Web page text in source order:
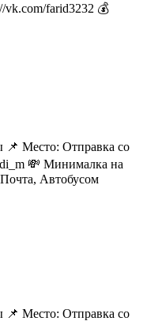
vk.com/farid3232 💰
📌 Место: Отправка со
💸 Минималка на
Автобусом
📌 Место: Отправка со